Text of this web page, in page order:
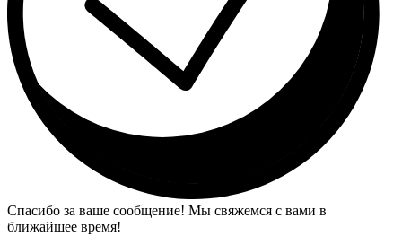
Спасибо за ваше сообщение! Мы свяжемся с вами в
ближайшее время!